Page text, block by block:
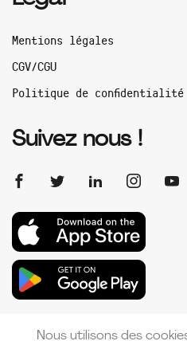
Mentions légales
CGV/CGU
Politique de confidentialité
Suivez nous !
Nous utilisons des